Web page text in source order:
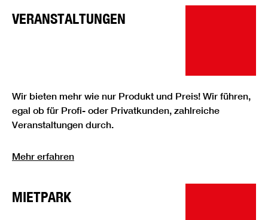
VERANSTALTUNGEN
Wir bieten mehr wie nur Produkt und Preis! Wir führen,
egal ob für Profi- oder Privatkunden, zahlreiche
Veranstaltungen durch.
Mehr erfahren
MIETPARK